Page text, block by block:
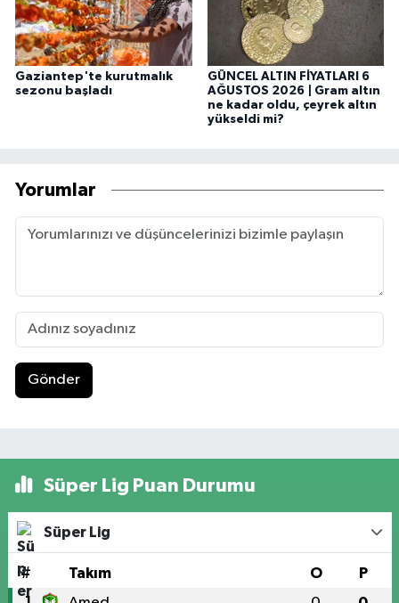
Gaziantep'te kurutmalık
sezonu başladı
GÜNCEL ALTIN FİYATLARI 6
AĞUSTOS 2026 | Gram altın
ne kadar oldu, çeyrek altın
yükseldi mi?
Yorumlar
Gönder
Süper Lig Puan Durumu
Süper Lig
# Takım O P